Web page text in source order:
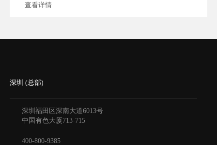
查看详情
深圳 (总部)
深圳福田区深南大道6013号
中国有色大厦 713-715
400-800-9385